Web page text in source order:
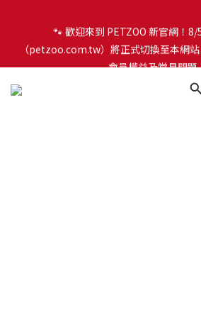
（petzoo.com.tw）將正式切換至本網站
會員權益及常見問題
（petzoo.com.tw）將正式切換至本網站
會員權益及常見問題
✨【新朋友見面禮】現在註冊即領 $100